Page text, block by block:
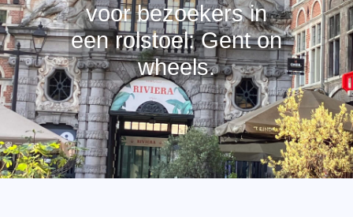
voor bezoekers in
een rolstoel: Gent on
wheels.